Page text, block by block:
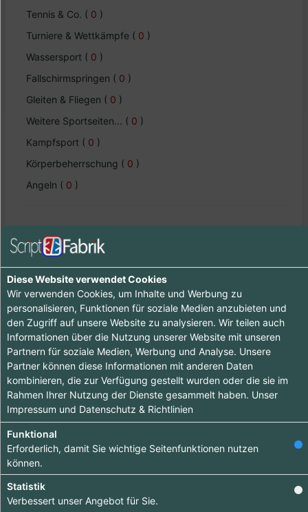
Tennis & Co. ( 0 )
Turniere & Wettkämpfe ( 0 )
Wassersport ( 0 )
Fallschirmspringen ( 0 )
Gleiten & Fliegen ( 0 )
Weitere Sportseiten... ( 0 )
Kampfsport ( 0 )
Körperbeherrschung ( 0 )
Angeln ( 0 )
Sport & Fitness -> Clubs & Vereine
Einträge :0
Ooops - wenig zu sehen hier, komme doch später
nochmal vorbei :-)
Tipp ab 15.90 €
Diese Website verwendet Cookies
Wir verwenden Cookies, um Inhalte und Werbung zu
personalisieren, Funktionen für soziale Medien anzubieten und
den Zugriff auf unsere Website zu analysieren. Wir teilen auch
Informationen über die Nutzung unserer Website mit unseren
Partnern für soziale Medien, Werbung und Analyse. Unsere
Partner können diese Informationen mit anderen Daten
kombinieren, die zur Verfügung gestellt wurden oder die sie im
Rahmen Ihrer Nutzung der Dienste gesammelt haben. Unser
Impressum und Datenschutz & Richtlinien
Funktional
Erforderlich, damit Sie wichtige Seitenfunktionen nutzen
können.
Statistik
Verbessert unser Angebot für Sie.